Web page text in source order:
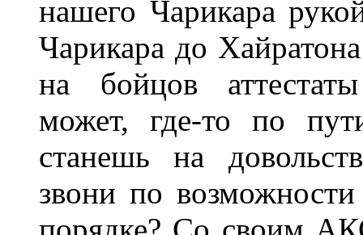
нашего Чарикара
Чарикара до
на бойцов
может, где-то по
станешь на
звони по